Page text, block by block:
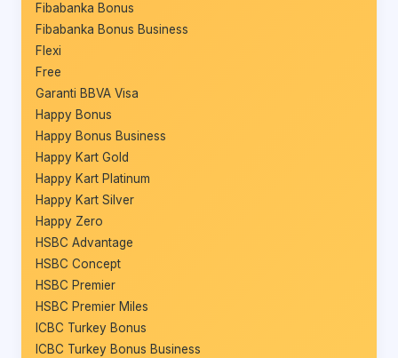
Fibabanka Bonus
Fibabanka Bonus Business
Flexi
Free
Garanti BBVA Visa
Happy Bonus
Happy Bonus Business
Happy Kart Gold
Happy Kart Platinum
Happy Kart Silver
Happy Zero
HSBC Advantage
HSBC Concept
HSBC Premier
HSBC Premier Miles
ICBC Turkey Bonus
ICBC Turkey Bonus Business